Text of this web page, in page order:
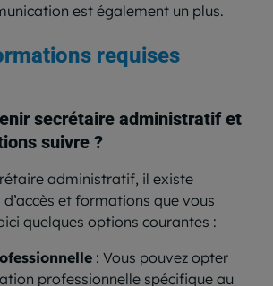
est également un plus.
requises
secrétaire administratif et
suivre ?
administratif, il existe
et formations que vous
quelques options courantes :
: Vous pouvez opter
professionnelle spécifique au